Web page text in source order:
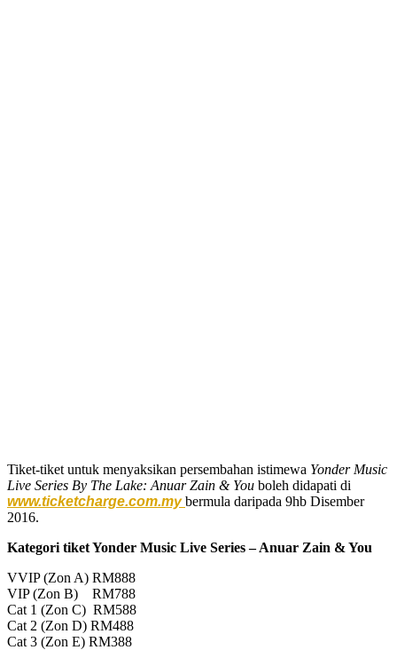
Tiket-tiket untuk menyaksikan persembahan istimewa Yonder Music
Live Series By The Lake: Anuar Zain & You boleh didapati di
www.ticketcharge.com.mybermula daripada 9hb Disember
2016.
Kategori tiket Yonder Music Live Series – Anuar Zain & You
VVIP (Zon A) RM888
VIP (Zon B) RM788
Cat 1 (Zon C) RM588
Cat 2 (Zon D) RM488
Cat 3 (Zon E) RM388